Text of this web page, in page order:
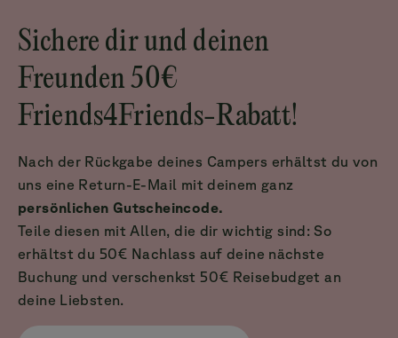
Sichere dir und deinen
Freunden 50€
Nach der Rückgabe deines Campers erhältst du von
uns eine Return-E-Mail mit deinem ganz
persönlichen Gutscheincode.
Teile diesen mit Allen, die dir wichtig sind: So
erhältst du 50€ Nachlass auf deine nächste
Buchung und verschenkst 50€ Reisebudget an
deine Liebsten.